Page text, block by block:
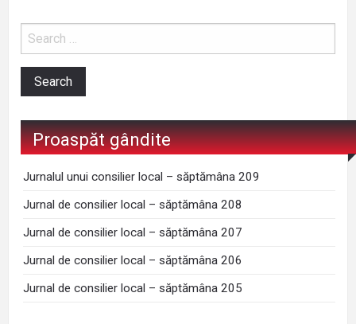
Proaspăt gândite
Jurnalul unui consilier local – săptămâna 209
Jurnal de consilier local – săptămâna 208
Jurnal de consilier local – săptămâna 207
Jurnal de consilier local – săptămâna 206
Jurnal de consilier local – săptămâna 205